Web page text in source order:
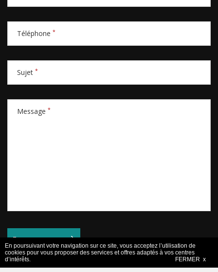
En poursuivant votre navigation sur ce site, vous acceptez l’utilisation de
cookies pour vous proposer des services et offres adaptés à vos centres
d’intérêts.
FERMER x
Téléphone *
Sujet *
Message *